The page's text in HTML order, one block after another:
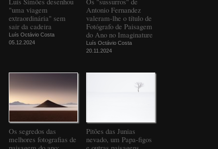
"uma viagem
extraordinária" sem
sair da cadeira
Luís Octávio Costa
05.12.2024
Antonio Fernandez
valeram-lhe o título de
Fotógrafo de Paisagem
do Ano no Imaginature
Luís Octávio Costa
20.11.2024
Os segredos das
melhores fotografias de
Pitões das Junias
nevado, um Papa-figos